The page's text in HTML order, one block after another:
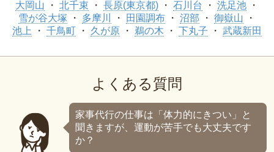
大岡山 北千束 長原(東京都) 石川台
洗足池
雪が谷大塚
多摩川 田園調布 沼部
御嶽山
池上
千鳥町 久が原 鵜の木 下丸子 武蔵新田
よくある質問
家事代行の仕事は「体力的にきつい」と
聞きますが、運動が苦手でも大丈夫です
か？